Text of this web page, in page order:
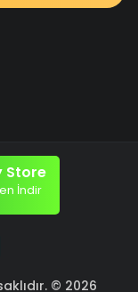
Store
İndir
© 2026